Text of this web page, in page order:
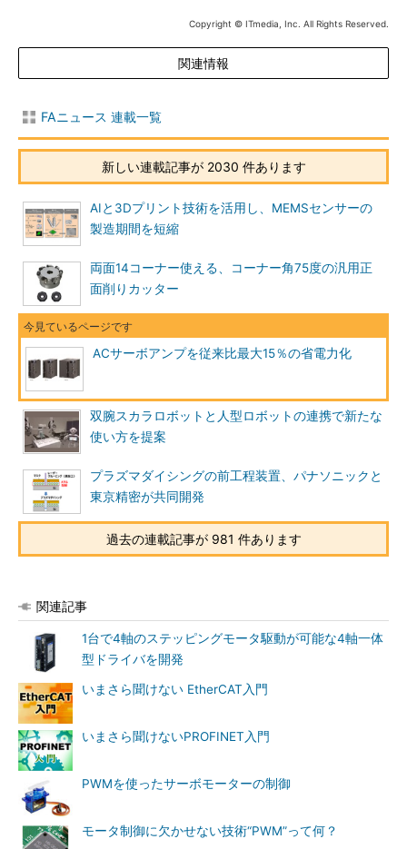
Copyright © ITmedia, Inc. All Rights Reserved.
関連情報
FAニュース 連載一覧
新しい連載記事が 2030 件あります
AIと3Dプリント技術を活用し、MEMSセンサーの
製造期間を短縮
両面14コーナー使える、コーナー角75度の汎用正
面削りカッター
ACサーボアンプを従来比最大15％の省電力化
双腕スカラロボットと人型ロボットの連携で新たな
使い方を提案
プラズマダイシングの前工程装置、パナソニックと
東京精密が共同開発
過去の連載記事が 981 件あります
関連記事
1台で4軸のステッピングモータ駆動が可能な4軸一体
型ドライバを開発
いまさら聞けない EtherCAT入門
いまさら聞けないPROFINET入門
PWMを使ったサーボモーターの制御
モータ制御に欠かせない技術“PWM”って何？